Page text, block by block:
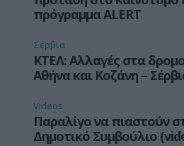
πρόγραμμα ALERT
Σέρβια
ΚΤΕΛ: Αλλαγές στα
Αθήνα και Κοζάνη –
Videos
Παραλίγο να πιαστούν
Δημοτικό Συμβούλιο